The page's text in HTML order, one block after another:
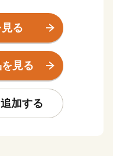
空間が共存する街で
の伝統ある催しが杜
る秋保温泉や作並温
る
見る
加する